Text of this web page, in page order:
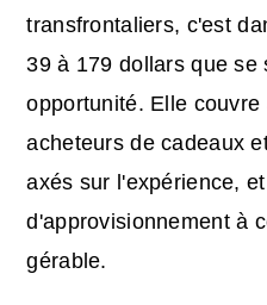
transfrontaliers, c'est
39 à 179 dollars que se
opportunité. Elle couvre
acheteurs de cadeaux
axés sur l'expérience,
d'approvisionnement à
gérable.